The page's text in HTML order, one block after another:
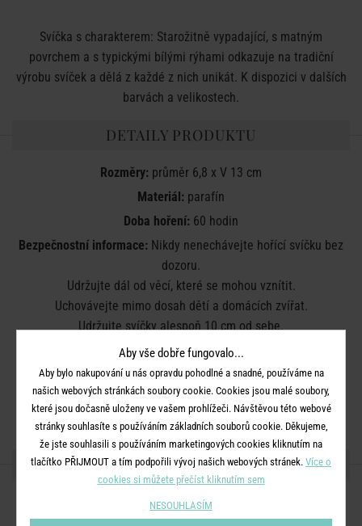
Svíčka s charakterem: Starožitně vypadající, s matným
povrchem a s typickými bílými rýhami odkazuje na tradiční
výrobu svíček a dělá z každé z nich unikát. K dispozici v dalších
barvách a velikostech.
DETAILY PRODUKTU
Rozměry: průměr 6,8 x V 13 cm
Materiál: parafín
Doba hoření: 60 hodin
Bezpečnostní informace: Nikdy nenechávejte hořící svíčku bez
dozoru.
Udržujte dál od věcí, které se mohou vznítit.
Uchovávejte mimo dosah dětí a domácích zvířat.
Udržujte svíčky alespoň 10 cm od sebe.
Nepalte v průvanu.
Neumisťujte do blízkosti zdroje tepla.
Zastřihněte knot na 1 cm.
Plamen zhášejte. Nesfoukávejte jej.
SDÍLEJTE S PŘÁTELI
Aby vše dobře fungovalo...
Aby bylo nakupování u nás opravdu pohodlné a snadné, používáme na
našich webových stránkách soubory cookie. Cookies jsou malé soubory,
které jsou dočasně uloženy ve vašem prohlížeči. Návštěvou této webové
stránky souhlasíte s používáním základních souborů cookie. Děkujeme,
že jste souhlasili s používáním marketingových cookies kliknutím na
tlačítko PŘIJMOUT a tím podpořili vývoj našich webových stránek. Více o
cookies si můžete přečíst kliknutím sem
NESOUHLASÍM